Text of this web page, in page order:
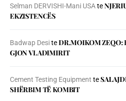
Selman DERVISHI-Mani USAte
EKZISTENCЁS
Badwap DesiteDR.MOIKOM ZEQO:
GJON VLADIMIRIT
Cement Testing Equipment te
SHЁRBIM TЁ KOMBIT